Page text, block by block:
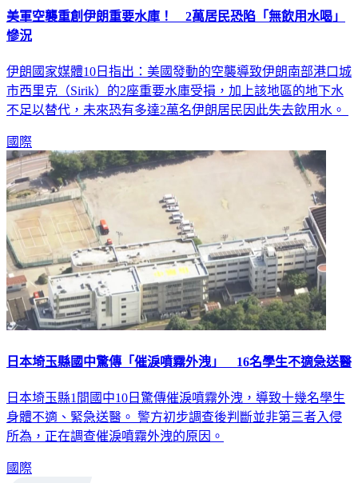
美軍空襲重創伊朗重要水庫！ 2萬居民恐陷「無飲用水喝」
慘況
伊朗國家媒體10日指出：美國發動的空襲導致伊朗南部港口城
市西里克（Sirik）的2座重要水庫受損，加上該地區的地下水
不足以替代，未來恐有多達2萬名伊朗居民因此失去飲用水。
國際
日本埼玉縣國中驚傳「催淚噴霧外洩」 16名學生不適急送醫
日本埼玉縣1間國中10日驚傳催淚噴霧外洩，導致十幾名學生
身體不適、緊急送醫。 警方初步調查後判斷並非第三者入侵
所為，正在調查催淚噴霧外洩的原因。
國際